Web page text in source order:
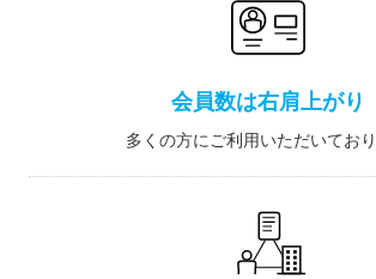
会員数は右肩上がり
多くの方にご利用いただいてお